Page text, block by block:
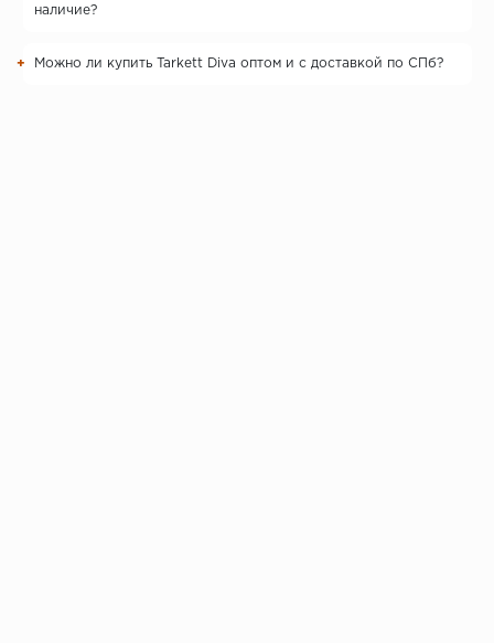
наличие?
Можно ли купить Tarkett Diva оптом и с доставкой по СПб?